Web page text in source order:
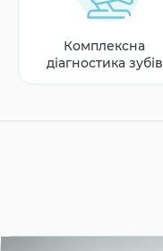
Комплексна
діагностика зубів